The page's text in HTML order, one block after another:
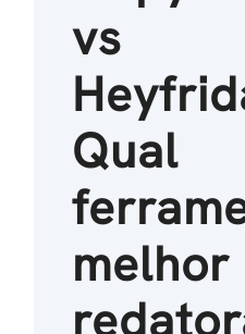
vs
Qual
melhor